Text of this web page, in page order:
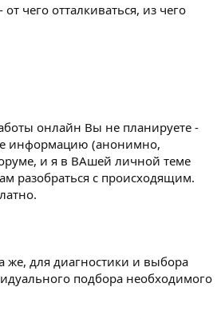
чего отталкиваться, из чего
онлайн Вы не планируете -
информацию (анонимно,
и я в ВАшей личной теме
разобраться с происходящим.
для диагностики и выбора
подбора необходимого